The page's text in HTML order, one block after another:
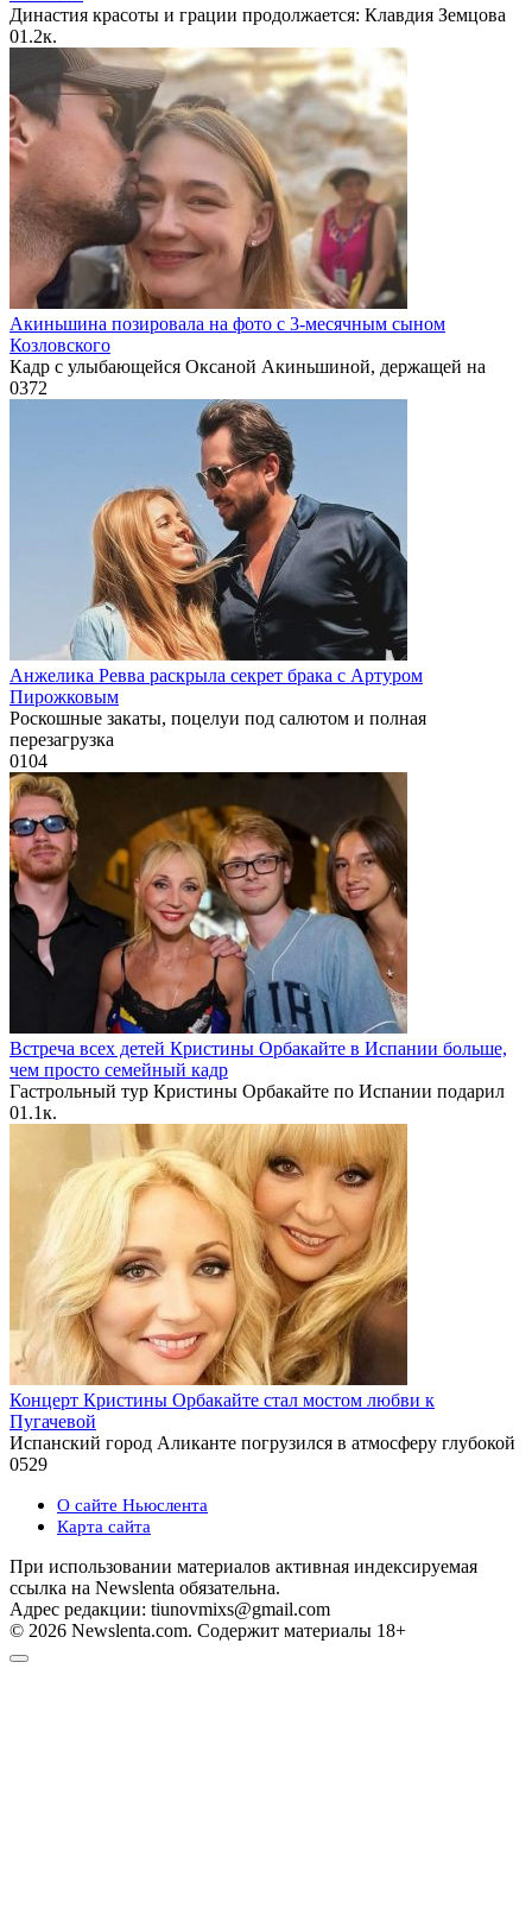
Династия красоты и грации продолжается: Клавдия Земцова
01.2к.
Акиньшина позировала на фото с 3-месячным сыном
Козловского
Кадр с улыбающейся Оксаной Акиньшиной, держащей на
0372
Анжелика Ревва раскрыла секрет брака с Артуром
Пирожковым
Роскошные закаты, поцелуи под салютом и полная
перезагрузка
0104
Встреча всех детей Кристины Орбакайте в Испании больше,
чем просто семейный кадр
Гастрольный тур Кристины Орбакайте по Испании подарил
01.1к.
Концерт Кристины Орбакайте стал мостом любви к
Пугачевой
Испанский город Аликанте погрузился в атмосферу глубокой
0529
О сайте Ньюслента
Карта сайта
При использовании материалов активная индексируемая
ссылка на Newslenta обязательна.
Адрес редакции: tiunovmixs@gmail.com
© 2026 Newslenta.com. Содержит материалы 18+